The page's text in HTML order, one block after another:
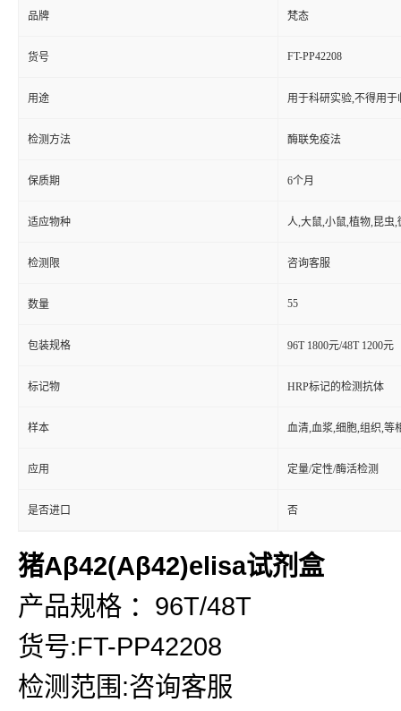
品牌 梵态
货号 FT-PP42208
用途 用于科研实验,不得用于
检测方法 酶联免疫法
保质期 6个月
适应物种 人,大鼠,小鼠,植物,昆虫,
检测限 咨询客服
数量 55
包装规格 96T 1800元/48T 1200元
标记物 HRP标记的检测抗体
样本 血清,血浆,细胞,组织,等
应用 定量/定性/酶活检测
是否进口 否
猪Aβ42(Aβ42)elisa试剂盒
产品规格 ：96T/48T
货号:FT-PP42208
检测范围:咨询客服